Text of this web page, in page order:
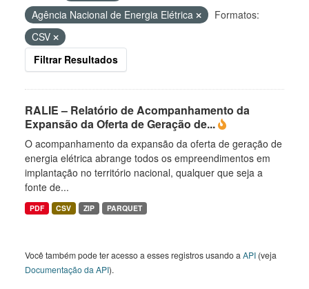
Agência Nacional de Energia Elétrica
Formatos:
CSV
Filtrar Resultados
RALIE – Relatório de Acompanhamento da
Expansão da Oferta de Geração de...
O acompanhamento da expansão da oferta de geração de
energia elétrica abrange todos os empreendimentos em
implantação no território nacional, qualquer que seja a
fonte de...
PDF CSV ZIP PARQUET
Você também pode ter acesso a esses registros usando a API (veja
Documentação da API).